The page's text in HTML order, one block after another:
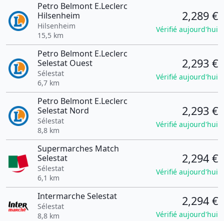
Petro Belmont E.Leclerc
Hilsenheim
Hilsenheim
15,5 km
2,289 €
Vérifié aujourd'hui
Petro Belmont E.Leclerc
Selestat Ouest
Sélestat
6,7 km
2,293 €
Vérifié aujourd'hui
Petro Belmont E.Leclerc
Selestat Nord
Sélestat
8,8 km
2,293 €
Vérifié aujourd'hui
Supermarches Match
Selestat
Sélestat
6,1 km
2,294 €
Vérifié aujourd'hui
Intermarche Selestat
Sélestat
8,8 km
2,294 €
Vérifié aujourd'hui